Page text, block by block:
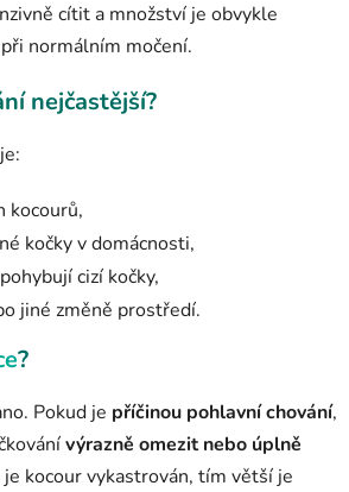
cítit a množství je obvykle
normálním močení.
nejčastější?
kocourů,
kočky v domácnosti,
cizí kočky,
jiné změně prostředí.
?
Pokud je příčinou pohlavní chování,
výrazně omezit nebo úplně
kocour vykastrován, tím větší je